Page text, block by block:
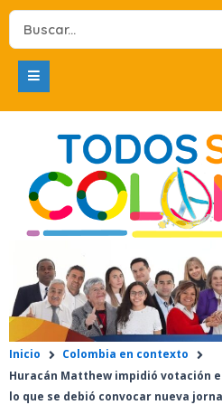
Ir
contenido
Search
...
Inicio
Colombia en contexto
Huracán Matthew impidió votación
lo que se debió convocar nueva